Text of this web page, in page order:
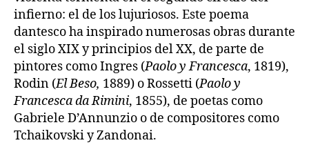
infierno: el de los lujuriosos. Este poema
dantesco ha inspirado numerosas obras durante
el siglo XIX y principios del XX, de parte de
pintores como Ingres (Paolo y Francesca, 1819),
Rodin (El Beso, 1889) o Rossetti (Paolo y
Francesca da Rimini, 1855), de poetas como
Gabriele D’Annunzio o de compositores como
Tchaikovski y Zandonai.